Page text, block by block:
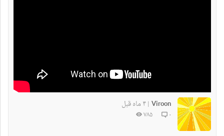
Viroon
|۴ ماه قبل
۰ ۷۸۵